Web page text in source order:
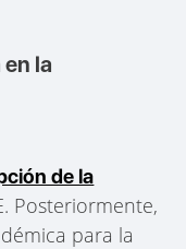
la
de la
Posteriormente,
para la